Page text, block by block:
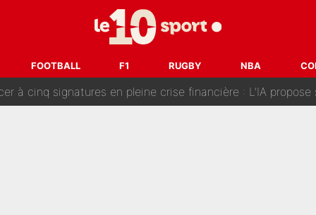
FOOTBALL F1 RUGBY NBA
sur CNews, un ancien journaliste de France Télévisions relance la
Pogacar : Le transfert qui effraie le peloton, «c’est la
signatures en pleine crise financière : L’IA propose sept noms à l’OM